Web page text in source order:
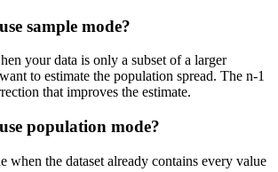
sample mode?
your data is only a subset of a larger
to estimate the population spread. The n-1
that improves the estimate.
population mode?
when the dataset already contains every value